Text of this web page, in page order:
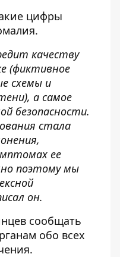
цифры
качеству
(фиктивное
схемы и
а самое
безопасности.
стала
ее
поэтому мы
он.
сообщать
обо всех